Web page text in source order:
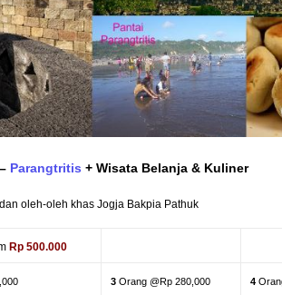
– Parangtritis + Wisata Belanja & Kuliner
oleh-oleh khas Jogja Bakpia Pathuk
Rp 500.000
3 Orang @Rp 280,000 4